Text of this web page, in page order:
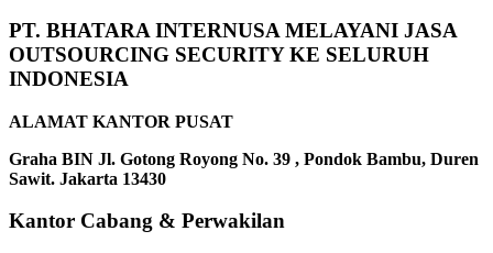
PT. BHATARA INTERNUSA MELAYANI JASA
OUTSOURCING SECURITY KE SELURUH
INDONESIA
ALAMAT KANTOR PUSAT
Graha BIN Jl. Gotong Royong No. 39 , Pondok Bambu, Duren
Sawit. Jakarta 13430
Kantor Cabang & Perwakilan